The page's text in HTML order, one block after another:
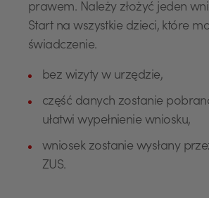
prawem. Należy złożyć jeden
Start na wszystkie dzieci, które
świadczenie.
bez wizyty w urzędzie,
część danych zostanie
ułatwi wypełnienie wniosku,
wniosek zostanie wysłany
ZUS.